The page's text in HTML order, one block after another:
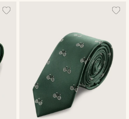
Najlacnejšie
Najdrahšie